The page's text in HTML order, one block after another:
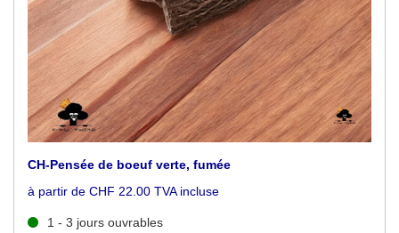
CH-Pensée de boeuf verte, fumée
à partir de CHF 22.00 TVA incluse
1 - 3 jours ouvrables